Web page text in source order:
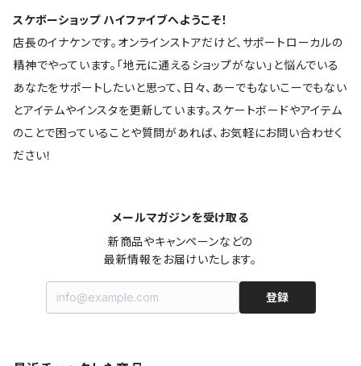
スケボーショップ ハイファイブへようこそ！
店長のイナケンです。オンラインストアだけど、サポートローカルの
精神でやっています。「地元に通えるショップがない」と悩んでいる
あなたをサポートしたいと思って、日々、あーでもないこーでもない
とアイテムやインスタを更新しています。スケートボードやアイテム
のことで困っていることや質問があれば、お気軽にお問い合わせく
ださい！
メールマガジンを受け取る
新商品やキャンペーンなどの
最新情報をお届けいたします。
登録